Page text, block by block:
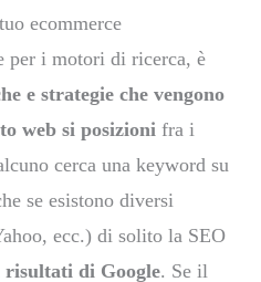
ecommerce
per i motori di ricerca, è
e strategie che vengono
web si posizioni fra i
cerca una keyword su
se esistono diversi
ecc.) di solito la SEO
risultati di Google. Se il